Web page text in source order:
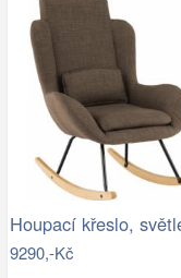
9290,-Kč